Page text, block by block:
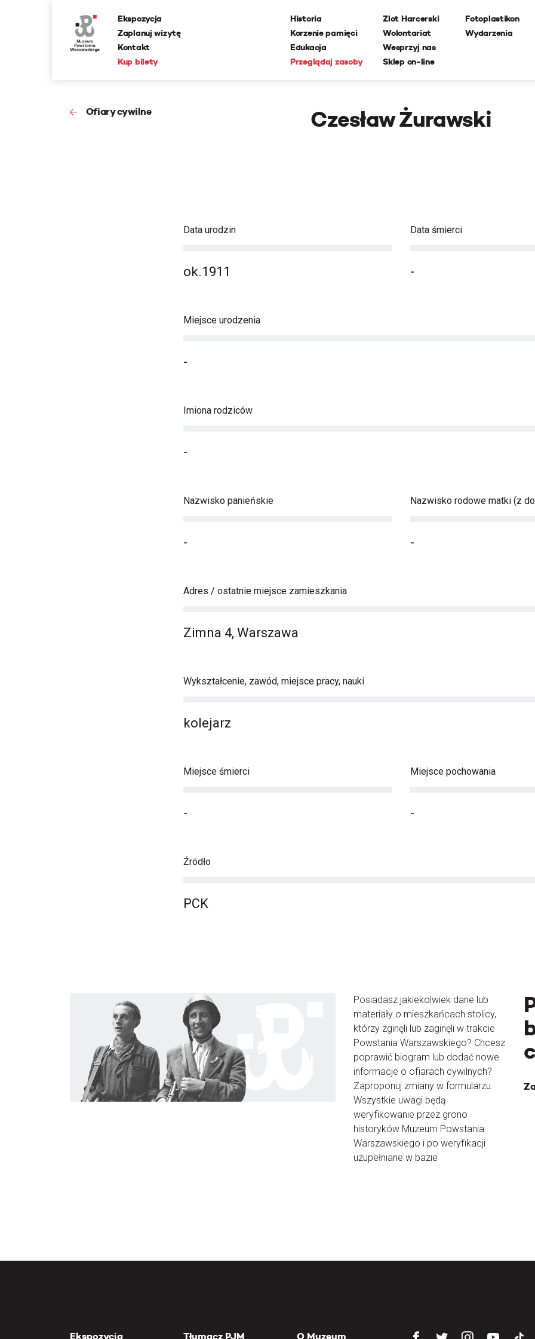
Ekspozycja
Zaplanuj wizytę
Kontakt
Kup bilety
Historia
Korzenie pamięci
Edukacja
Przeglądaj zasoby
Zlot Harcerski
Wolontariat
Wesprzyj nas
Sklep on-line
Fotoplastikon
Wydarzenia
Ofiary cywilne Czesław Żurawski
Data urodzin
ok.1911
Data śmierci
-
Miejsce urodzenia
-
Imiona rodziców
-
Nazwisko panieńskie
-
Nazwisko rodowe matki (z
-
Adres / ostatnie miejsce zamieszkania
Zimna 4, Warszawa
Wykształcenie, zawód, miejsce pracy, nauki
kolejarz
Miejsce śmierci
-
Miejsce pochowania
-
Źródło
PCK
Posiadasz jakiekolwiek dane lub
materiały o mieszkańcach stolicy,
którzy zginęli lub zaginęli w trakcie
Powstania Warszawskiego? Chcesz
poprawić biogram lub dodać nowe
informacje o ofiarach cywilnych?
Zaproponuj zmiany w formularzu.
Wszystkie uwagi będą
weryfikowanie przez grono
historyków Muzeum Powstania
Warszawskiego i po weryfikacji
uzupełniane w bazie
Ekspozycja Tłumacz PJM O Muzeum